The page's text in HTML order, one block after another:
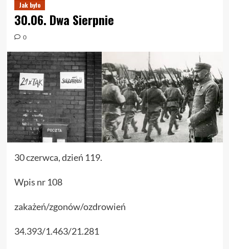
Jak było
30.06. Dwa Sierpnie
0
30 czerwca, dzień 119.
Wpis nr 108
zakażeń/zgonów/ozdrowień
34.393/1.463/21.281